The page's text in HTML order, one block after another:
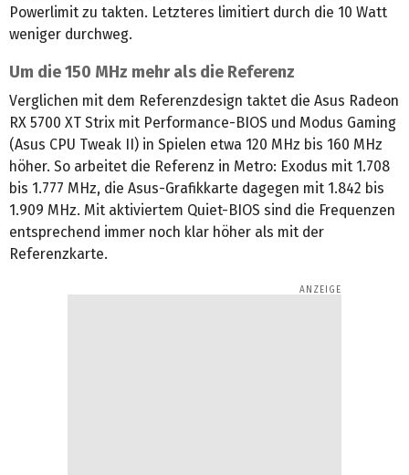
Powerlimit zu takten. Letzteres limitiert durch die 10 Watt
weniger durchweg.
Um die 150 MHz mehr als die Referenz
Verglichen mit dem Referenzdesign taktet die Asus Radeon
RX 5700 XT Strix mit Performance-BIOS und Modus Gaming
(Asus CPU Tweak II) in Spielen etwa 120 MHz bis 160 MHz
höher. So arbeitet die Referenz in Metro: Exodus mit 1.708
bis 1.777 MHz, die Asus-Grafikkarte dagegen mit 1.842 bis
1.909 MHz. Mit aktiviertem Quiet-BIOS sind die Frequenzen
entsprechend immer noch klar höher als mit der
Referenzkarte.